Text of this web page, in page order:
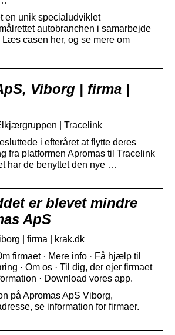
en unik specialudviklet
autobranchen i samarbejde
Læs casen her, og se mere om
Viborg | firma |
| Tracelink
i efteråret at flytte deres
fra platformen Apromas til Tracelink
har de benyttet den nye …
er blevet mindre
ApS
| firma | krak.dk
firmaet · Mere info · Få hjælp til
· Om os · Til dig, der ejer firmaet
· Download vores app.
på Apromas ApS Viborg,
se information for firmaer.